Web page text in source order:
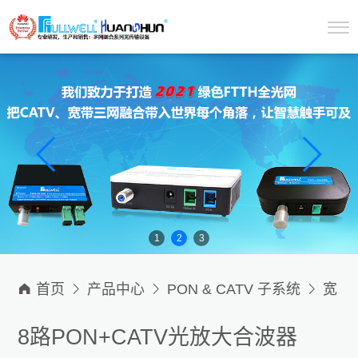
1 2 3
 首页  产品中心  PON & CATV 子系统  宽
带CATV三网合一光纤放大合波器
8路PON+CATV光放大合波器